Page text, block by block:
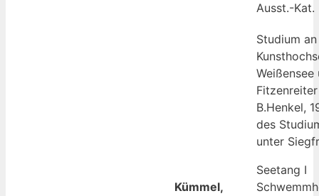
Ausst.-Kat.
Kümmel,
Studium
B.Henkel,
des
unter
Seetang I